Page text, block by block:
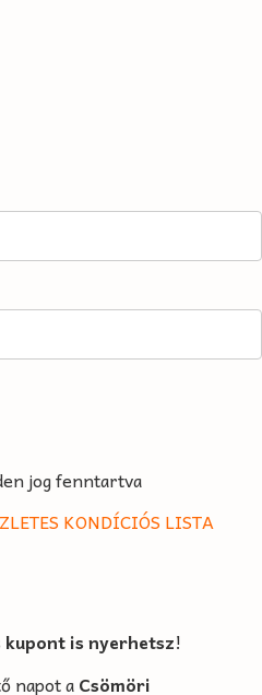
jog fenntartva
KONDÍCIÓS LISTA
kupont is nyerhetsz!
napot aCsömöri